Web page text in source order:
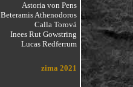
Astoria von Pens
Beteramis Athenodoros
Calla Torová
Inees Rut Gowstring
Lucas Redferrum
zima 2021